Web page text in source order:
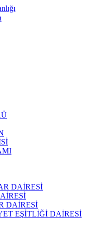
DAİRESİ
DAİRESİ
EŞİTLİĞİ DAİRESİ